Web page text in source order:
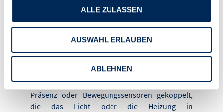
ALLE ZULASSEN
AUSWAHL ERLAUBEN
ABLEHNEN
Ressourcenmanageme
Smart­Home­Systeme machen es möglich, den
Energieverbrauch zu steuern und zu
überwachen. Sind sie beispielsweise mit
Präsenz­ oder Bewegungssensoren gekoppelt,
die das Licht oder die Heizung in